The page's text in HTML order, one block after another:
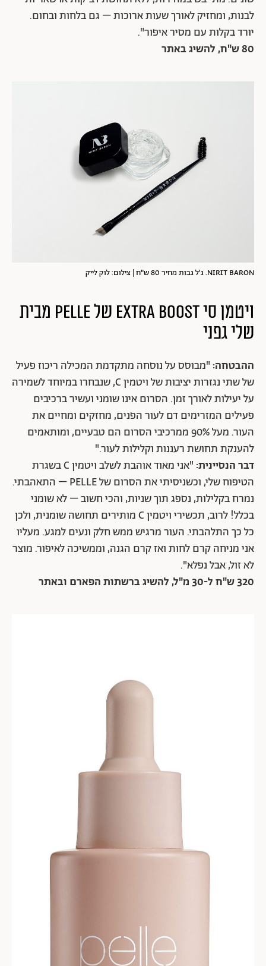
לבנות, ומחזיק לאורך שעות ארוכות – גם בלחות ובחום.
יורד בקלות עם מסיר איפור".
80 ש"ח, להשיג באתר
NIRIT BARON. ג'ל גבות מחיר 80 ש"ח | צילום: לוק לייק
ויטמן סי Extra boost
של PELLE מבית
שלי גפני
ההבטחה: "מבוסס על נוסחה מתקדמת המכילה ריכוז פעיל
של שתי נגזרות יציבות של ויטמין C, שנבחרו במיוחד לשמירה
על יעילות לאורך זמן. הסרום אינו שומני ועשיר ברכיבים
פעילים המזרימים דם לעור הפנים, מחזקים ומחיים את
העור. מעל 90% ממרכיבי הסרום הם טבעיים, ומותאמים
להענקת תחושת רעננות וקלילות לעור."
דבר הנסיינית:
"אני מאוד אוהבת לשלב ויטמין C בשגרת
הטיפוח שלי, וכשניסיתי את הסרום של PELLE – התאהבתי.
נמרח בקלילות, נספג תוך שניות, והכי חשוב – לא שומני
בכלל! לרוב, תכשירי ויטמין C מותירים תחושה שומנית, ולכן
כל כך התלהבתי. העור מרגיש ממש חלק ונעים למגע. מעליו
אני מניחה קרם לחות ואז קרם הגנה, וממשיכה לאיפור. מוצר
לא זול, אבל נפלא".
320 ש"ח ל-30 מ"ל, להשיג ברשתות הפארם ובאתר